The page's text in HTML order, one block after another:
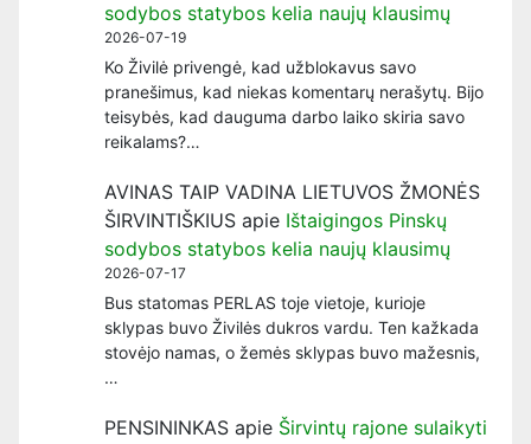
sodybos statybos kelia naujų klausimų
2026-07-19
Ko Živilė privengė, kad užblokavus savo
pranešimus, kad niekas komentarų nerašytų. Bijo
teisybės, kad dauguma darbo laiko skiria savo
reikalams?…
AVINAS TAIP VADINA LIETUVOS ŽMONĖS
ŠIRVINTIŠKIUS apie Ištaigingos Pinskų
sodybos statybos kelia naujų klausimų
2026-07-17
Bus statomas PERLAS toje vietoje, kurioje
sklypas buvo Živilės dukros vardu. Ten kažkada
stovėjo namas, o žemės sklypas buvo mažesnis,
…
PENSININKAS apie Širvintų rajone sulaikyti